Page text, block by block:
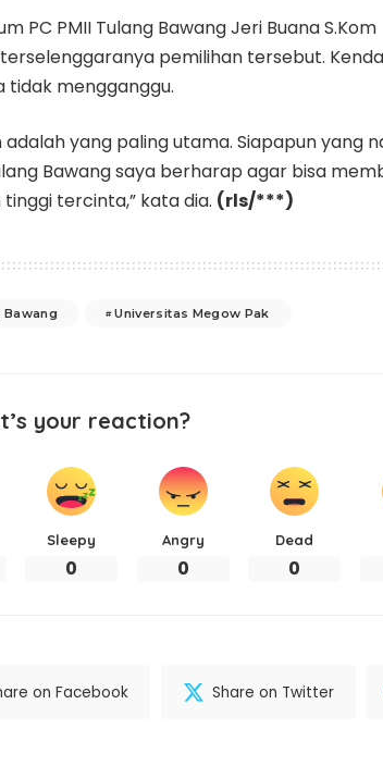
PC PMII Tulang Bawang Jeri Buana S.Kom
pemilihan tersebut.
tidak mengganggu.
yang paling utama. Siapapun yang
Bawang saya berharap agar bisa
tercinta,” kata dia. (rls/***)
Bawang Universitas Megow Pak
your reaction?
Sleepy
0
Angry
0
Dead
0
on Facebook Share on Twitter